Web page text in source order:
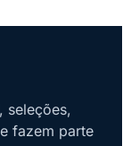
seleções,
fazem parte